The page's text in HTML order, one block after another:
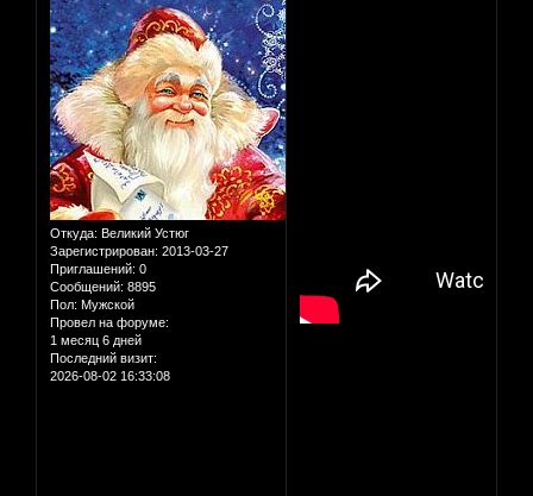
Откуда: Великий Устюг
Зарегистрирован: 2013-03-27
Приглашений: 0
Сообщений: 8895
Пол: Мужской
Провел на форуме:
1 месяц 6 дней
Последний визит:
2026-08-02 16:33:08